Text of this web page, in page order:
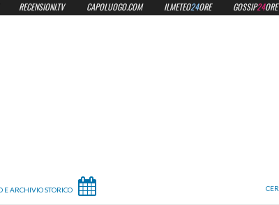
RECENSIONI.TV CAPOLUOGO.COM ILMETEO24ORE GOSSIP24ORE